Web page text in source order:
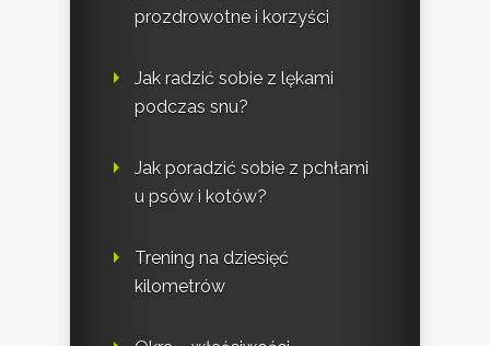
prozdrowotne i korzyści
Jak radzić sobie z lękami
podczas snu?
Jak poradzić sobie z pchłami
u psów i kotów?
Trening na dziesięć
kilometrów